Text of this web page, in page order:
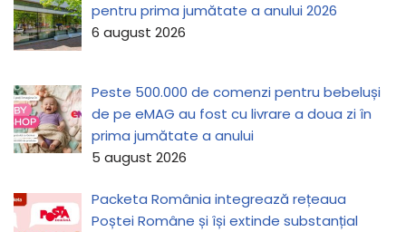
pentru prima jumătate a anului 2026
6 august 2026
Peste 500.000 de comenzi pentru bebeluși
de pe eMAG au fost cu livrare a doua zi în
prima jumătate a anului
5 august 2026
Packeta România integrează rețeaua
Poștei Române și își extinde substanțial